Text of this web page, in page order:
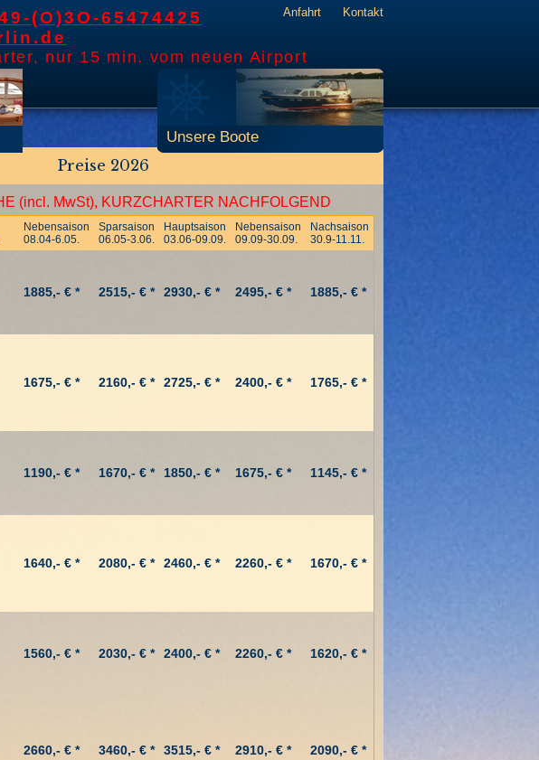
Anfahrt Kontakt
(O)3O-65474425
nur 15 min. vom neuen Airport
Unsere Boote
Preise 2026
(incl. MwSt), KURZCHARTER NACHFOLGEND
Nebensaison
08.04-6.05.
Sparsaison
06.05-3.06.
Hauptsaison
03.06-09.09.
Nebensaison
09.09-30.09.
Nachsaison
30.9-11.11.
1885,- € * 2515,- € * 2930,- € * 2495,- € * 1885,- € *
1675,- € * 2160,- € * 2725,- € * 2400,- € * 1765,- € *
1190,- € * 1670,- € * 1850,- € * 1675,- € * 1145,- € *
1640,- € * 2080,- € * 2460,- € * 2260,- € * 1670,- € *
1560,- € * 2030,- € * 2400,- € * 2260,- € * 1620,- € *
2660,- € * 3460,- € * 3515,- € * 2910,- € * 2090,- € *